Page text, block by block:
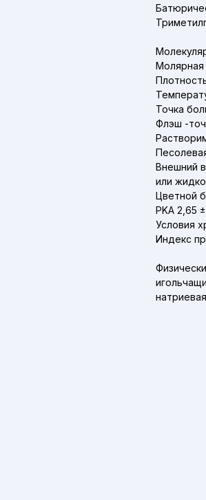
Молярная
Точка
Флэш -
Внешний
или
Цветной
PKA 2,65
Условия
Индекс